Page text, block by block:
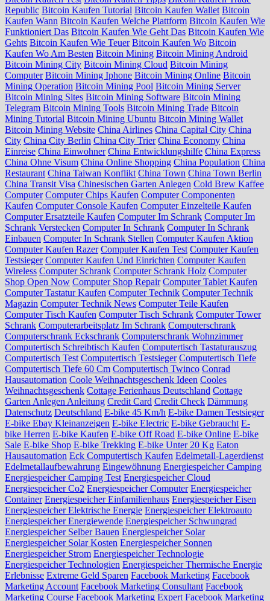
Republic Bitcoin Kaufen Tutorial Bitcoin Kaufen Wallet Bitcoin
Kaufen Wann Bitcoin Kaufen Welche Plattform Bitcoin Kaufen Wie
Funktioniert Das Bitcoin Kaufen Wie Geht Das Bitcoin Kaufen Wie
Gehts Bitcoin Kaufen Wie Teuer Bitcoin Kaufen Wo Bitcoin
Kaufen Wo Am Besten Bitcoin Mining Bitcoin Mining Android
Bitcoin Mining City Bitcoin Mining Cloud Bitcoin Mining
Computer Bitcoin Mining Iphone Bitcoin Mining Online Bitcoin
Mining Operation Bitcoin Mining Pool Bitcoin Mining Server
Bitcoin Mining Sites Bitcoin Mining Software Bitcoin Mining
Telegram Bitcoin Mining Tools Bitcoin Mining Trade Bitcoin
Mining Tutorial Bitcoin Mining Ubuntu Bitcoin Mining Wallet
Bitcoin Mining Website China Airlines China Capital City China
City China City Berlin China City Trier China Economy China
Einreise China Einwohner China Entwicklungshilfe China Express
China Ohne Visum China Online Shopping China Population China
Restaurant China Taiwan Konflikt China Town China Town Berlin
China Transit Visa Chinesischen Garten Anlegen Cold Brew Kaffee
Computer Computer Chips Kaufen Computer Componenten
Kaufen Computer Console Kaufen Computer Einzelteile Kaufen
Computer Ersatzteile Kaufen Computer Im Schrank Computer Im
Schrank Verstecken Computer In Schrank Computer In Schrank
Einbauen Computer In Schrank Stellen Computer Kaufen Aktion
Computer Kaufen Razer Computer Kaufen Test Computer Kaufen
Testsieger Computer Kaufen Und Einrichten Computer Kaufen
Wireless Computer Schrank Computer Schrank Holz Computer
Shop Open Now Computer Shop Repair Computer Tablet Kaufen
Computer Tastatur Kaufen Computer Technik Computer Technik
Magazin Computer Technik News Computer Teile Kaufen
Computer Tisch Kaufen Computer Tisch Schrank Computer Tower
Schrank Computerarbeitsplatz Im Schrank Computerschrank
Computerschrank Eckschrank Computerschrank Wohnzimmer
Computertisch Schreibtisch Kaufen Computertisch Tastaturauszug
Computertisch Test Computertisch Testsieger Computertisch Tiefe
Computertisch Tiefe 60 Cm Computertisch Twinco Conrad
Hausautomation Coole Weihnachtsgeschenk Ideen Cooles
Weihnachtsgeschenk Cottage Ferienhaus Deutschland Cottage
Garten Anlegen Anleitung Credit Card Credit Check Dämmung
Datenschutz Deutschland E-bike 45 Km/h E-bike Damen Testsieger
E-bike Ebay Kleinanzeigen E-bike Electric E-bike Gebraucht E-
bike Herren E-bike Kaufen E-bike Off Road E-bike Online E-bike
Sale E-bike Shop E-bike Trekking E-bike Unter 20 Kg Eaton
Hausautomation Eck Computertisch Kaufen Edelmetall-Lagerdienst
Edelmetallaufbewahrung Eingewöhnung Energiespeicher Camping
Energiespeicher Camping Test Energiespeicher Cloud
Energiespeicher Co2 Energiespeicher Computer Energiespeicher
Container Energiespeicher Einfamilienhaus Energiespeicher Eisen
Energiespeicher Elektrische Energie Energiespeicher Elektroauto
Energiespeicher Energiewende Energiespeicher Schwungrad
Energiespeicher Selber Bauen Energiespeicher Solar
Energiespeicher Solar Kosten Energiespeicher Sonnen
Energiespeicher Strom Energiespeicher Technologie
Energiespeicher Technologien Energiespeicher Thermische Energie
Erlebnisse Extreme Geld Sparen Facebook Marketing Facebook
Marketing Account Facebook Marketing Consultant Facebook
Marketing Course Facebook Marketing Expert Facebook Marketing